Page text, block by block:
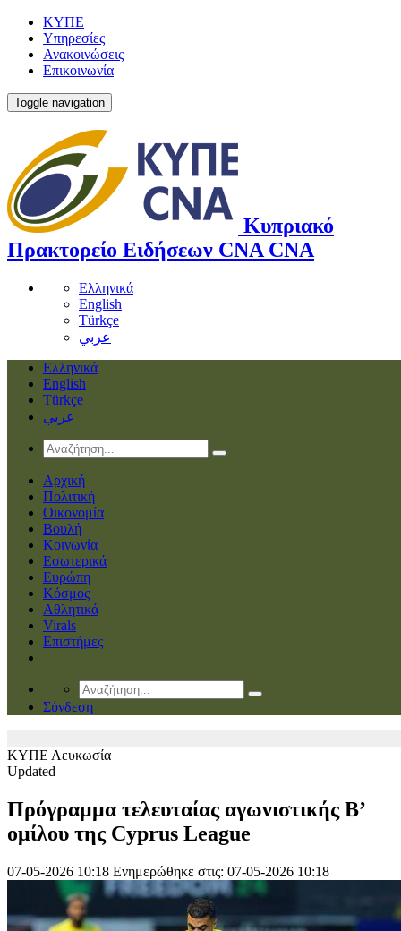
ΚΥΠΕ
Υπηρεσίες
Ανακοινώσεις
Επικοινωνία
Toggle navigation
Κυπριακό
Πρακτορείο Ειδήσεων CNA CNA
Ελληνικά
English
Türkçe
عربي
Ελληνικά
English
Türkçe
عربي
Αρχική
Πολιτική
Οικονομία
Βουλή
Κοινωνία
Εσωτερικά
Ευρώπη
Κόσμος
Αθλητικά
Virals
Επιστήμες
Σύνδεση
ΚΥΠΕ Λευκωσία
Updated
Πρόγραμμα τελευταίας αγωνιστικής Β’
ομίλου της Cyprus League
07-05-2026 10:18 Ενημερώθηκε στις: 07-05-2026 10:18